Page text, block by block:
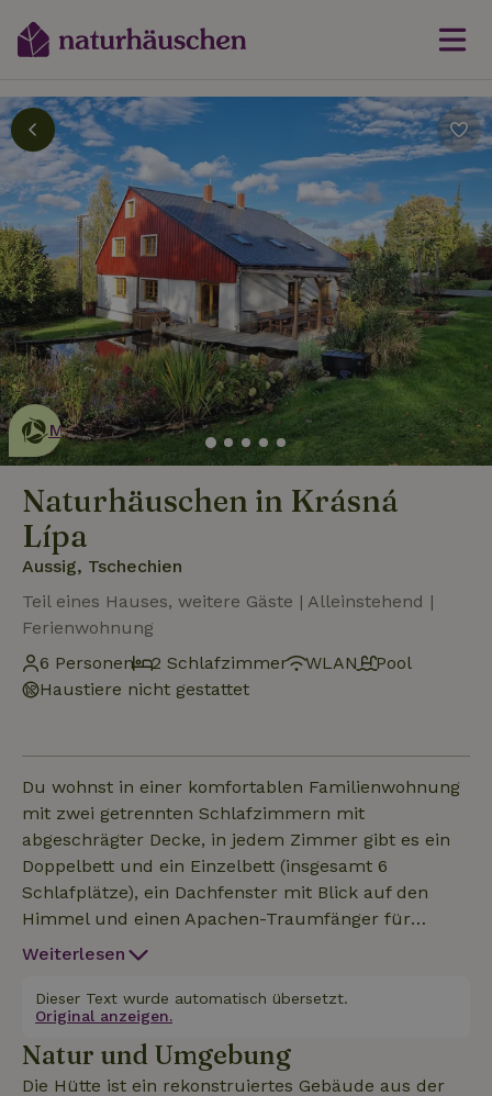
Dies ist ein
umweltschonendes
Naturhäuschen
Mehr erfahren
Naturhäuschen in Krásná
Lípa
Aussig, Tschechien
Teil eines Hauses, weitere Gäste | Alleinstehend |
Ferienwohnung
6 Personen
2 Schlafzimmer WLAN
Pool
Haustiere nicht gestattet
Du wohnst in einer komfortablen Familienwohnung
mit zwei getrennten Schlafzimmern mit
abgeschrägter Decke, in jedem Zimmer gibt es ein
Doppelbett und ein Einzelbett (insgesamt 6
Schlafplätze), ein Dachfenster mit Blick auf den
Himmel und einen Apachen-Traumfänger für
angenehme Träume... Du kannst an einem großen
Wohnzimmer mit Küchenzeile sitzen und deine
Kleidung in einem geräumigen Kleiderschrank
verstauen. Außerdem gibt es ein separates Bad mit
Dusche und WC.
Weiterlesen
Dieser Text wurde automatisch übersetzt.
Original anzeigen.
Natur und Umgebung
Die Hütte ist ein rekonstruiertes Gebäude aus der